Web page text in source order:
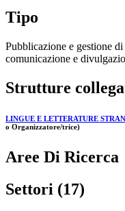
Tipo
Pubblicazione e gestione
comunicazione e
Strutture
LINGUE E LETTERATURE
o Organizzatore/trice)
Aree Di Ricerca
Settori (17)